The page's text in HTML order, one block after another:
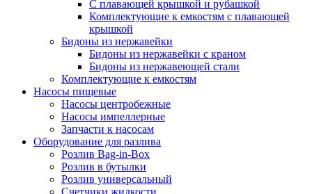
С плавающей крышкой и рубашкой
Комплектующие к емкостям с плавающей
крышкой
Бидоны из нержавейки
Бидоны из нержавейки с краном
Бидоны из нержавеющей стали
Комплектующие к емкостям
Насосы пищевые
Насосы центробежные
Насосы импеллерные
Запчасти к насосам
Оборудование для разлива
Розлив Bag-in-Box
Розлив в бутылки
Розлив универсальный
Счетчики жидкости